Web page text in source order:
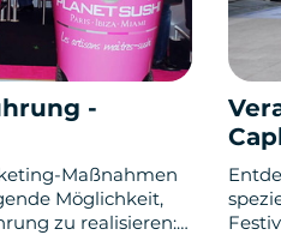
-
Maßnahmen
Möglichkeit,
zu realisieren: